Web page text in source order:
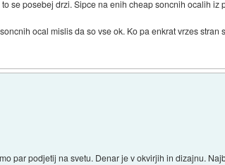
se posebej drzi. Sipce na enih cheap soncnih ocalih iz
ocal mislis da so vse ok. Ko pa enkrat vrzes
par podjetij na svetu. Denar je v okvirjih in dizajnu.